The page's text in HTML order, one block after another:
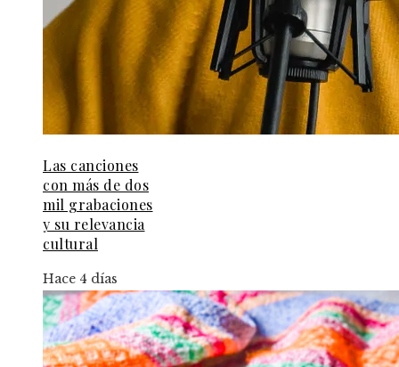
Las canciones
con más de dos
mil grabaciones
y su relevancia
cultural
Hace 4 días